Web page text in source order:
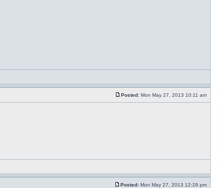
Posted: Mon May 27, 2013 10:11 am
Posted: Mon May 27, 2013 12:29 pm